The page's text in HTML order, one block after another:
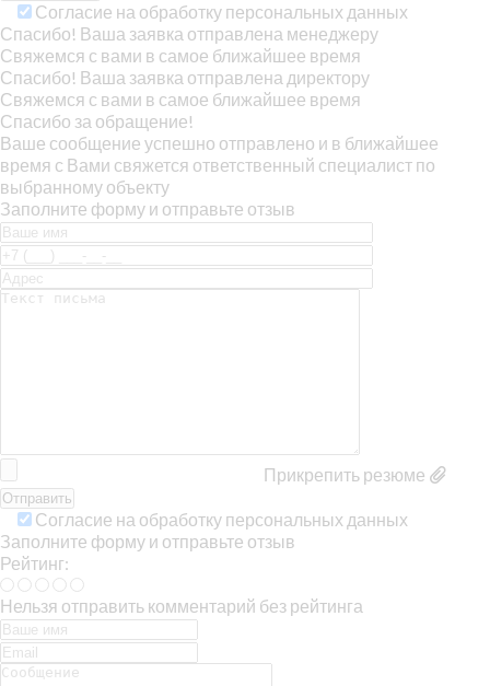
Согласие на обработку персональных данных
Спасибо! Ваша заявка отправлена менеджеру
Свяжемся с вами в самое ближайшее время
Спасибо! Ваша заявка отправлена директору
Свяжемся с вами в самое ближайшее время
Спасибо за обращение!
Ваше сообщение успешно отправлено и в ближайшее
время с Вами свяжется ответственный специалист по
выбранному объекту
Заполните форму и отправьте отзыв
Прикрепить резюме
Согласие на обработку персональных данных
Заполните форму и отправьте отзыв
Рейтинг:
Нельзя отправить комментарий без рейтинга